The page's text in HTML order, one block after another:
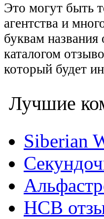
Это могут быть
агентства и
буквам
каталогом
который будет
Лучшие
Siberian
НСВ